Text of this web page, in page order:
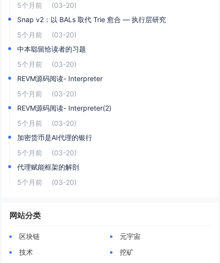
5个月前
(03-20)
Snap v2：以 BALs 取代 Trie 愈合 — 执行层研究
5个月前
(03-20)
中本聪留给读者的习题
5个月前
(03-20)
REVM源码阅读- Interpreter
5个月前
(03-20)
REVM源码阅读- Interpreter(2)
5个月前
(03-20)
加密货币是AI代理的银行
5个月前
(03-20)
代理赋能框架的解剖
5个月前
(03-20)
网站分类
区块链
元宇宙
技术
挖矿